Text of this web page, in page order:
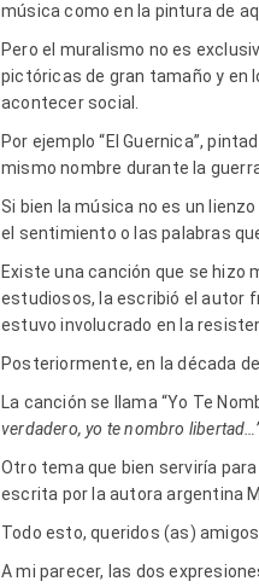
música como en la pintura de
Pero el muralismo no es
pictóricas de gran tamaño y en
acontecer social.
Por ejemplo “El Guernica”,
mismo nombre durante la
Si bien la música no es un
el sentimiento o las palabras
Existe una canción que se hizo
estudiosos, la escribió el autor
estuvo involucrado en la
Posteriormente, en la década
La canción se llama “Yo Te
verdadero, yo te nombro
Otro tema que bien serviría
escrita por la autora argentina
Todo esto, queridos (as)
A mi parecer, las dos